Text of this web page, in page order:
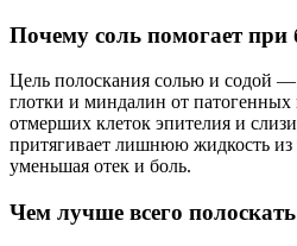
Почему соль помогает при
Цель полоскания солью и содой —
глотки и миндалин от
отмерших клеток эпителия и
притягивает лишнюю жидкость из
уменьшая отек и боль.
Чем лучше всего